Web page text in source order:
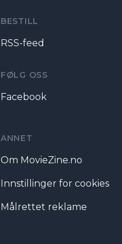
BESTILL
RSS-feed
FØLG OSS
Facebook
ANNET
Om MovieZine.no
Innstillinger for cookies
Målrettet reklame